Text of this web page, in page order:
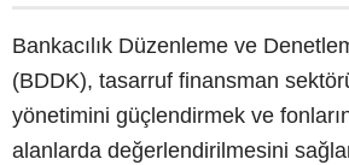
Bankacılık Düzenleme ve
(BDDK), tasarruf finansman
yönetimini güçlendirmek ve
alanlarda değerlendirilmesini